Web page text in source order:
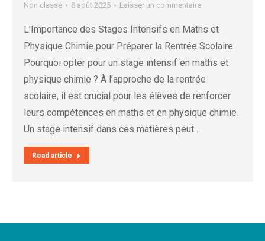
Non classé 8 août 2025 Laisser un commentaire
L’Importance des Stages Intensifs en Maths et
Physique Chimie pour Préparer la Rentrée Scolaire
Pourquoi opter pour un stage intensif en maths et
physique chimie ? À l’approche de la rentrée
scolaire, il est crucial pour les élèves de renforcer
leurs compétences en maths et en physique chimie.
Un stage intensif dans ces matières peut…
Read article